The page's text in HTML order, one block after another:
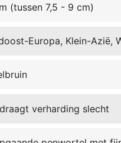
(tussen 7,5 - 9 cm)
Europa, Klein-Azië,
verharding slecht